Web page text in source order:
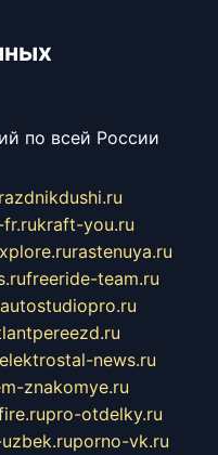
по всей России
kraft-you.ru
rastenuya.ru
freeride-team.ru
autostudiopro.ru
elektrostal-news.ru
znakomye.ru
pro-otdelky.ru
porno-vk.ru